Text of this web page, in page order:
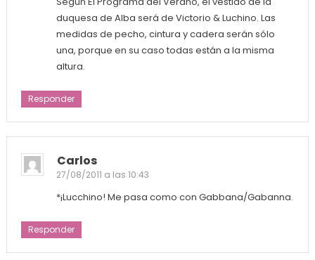
duquesa de Alba será de Victorio & Luchino. Las
medidas de pecho, cintura y cadera serán sólo
una, porque en su caso todas están a la misma
altura.
Responder
Carlos
27/08/2011 a las 10:43
*¡Lucchino! Me pasa como con Gabbana/Gabanna.
Responder